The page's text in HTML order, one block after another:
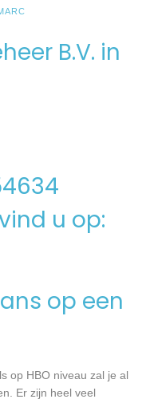
B.V. in
u op:
op een
op HBO niveau zal je al
Er zijn heel veel